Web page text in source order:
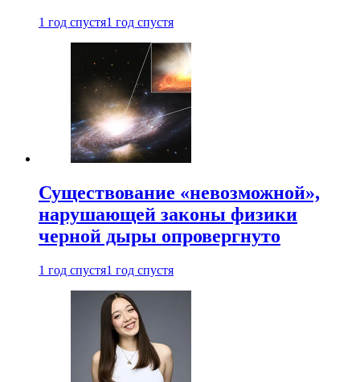
1 год спустя1 год спустя
Существование «невозможной»,
нарушающей законы физики
черной дыры опровергнуто
1 год спустя1 год спустя